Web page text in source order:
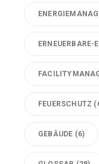
ERNEUERBARE-
FEUERSCHUTZ
GEBÄUDE (6)